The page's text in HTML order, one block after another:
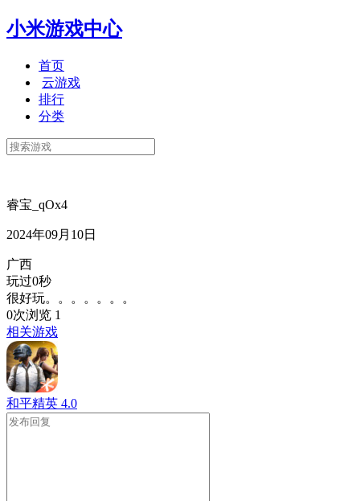
小米游戏中心
首页
云游戏
排行
分类
睿宝_qOx4
2024年09月10日
广西
玩过0秒
很好玩。。。。。。。
0次浏览 1
相关游戏
和平精英 4.0